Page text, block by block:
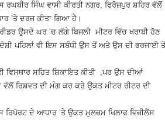
ਸਿੰਘ ਵਾਸੀ ਕੀਰਤੀ ਨਗਰ, ਫਿਰੋਜ਼ਪੁਰ ਸ਼ਹਿਰ ਵੱਲੋਂ
’ਤੇ ਦਰਜ ਕੀਤਾ ਗਿਆ ਹੈ।
ਉਸਦੇ ਘਰ ’ਚ ਲੱਗੇ ਬਿਜਲੀ ਮੀਟਰ ਵਿੱਚ ਖਰਾਬੀ ਹੋਣ
ਪਹਿਲਾਂ ਵੀ ਇਸ ਸਬੰਧੀ ਉਸ ਤੋਂ ਅਤੇ ਉਸ ਦੀ ਭਰਜਾਈ ਤੋਂ
ਸਹਿਤ ਸ਼ਿਕਾਇਤ ਕੀਤੀ ,ਪਰ ਉਸ ਦੀਆਂ
ਰਿਸ਼ਵਤ ਦੀ ਮੰਗ ਕਰ ਕਰੇ ਉਕਤ ਮੀਟਰ ਰੀਟਰ ਦੀ
ਦੇ ਆਧਾਰ ’ਤੇ ਉਕਤ ਮੁਲਜ਼ਮ ਖਿਲਾਫ ਵਿਜੀਲੈਂਸ